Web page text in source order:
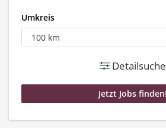
Umkreis
Detailsuche